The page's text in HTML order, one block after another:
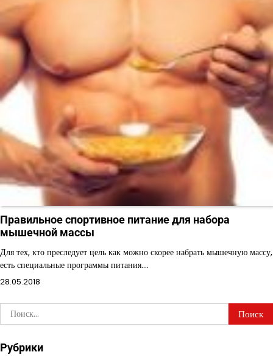
Правильное спортивное питание для набора
мышечной массы
Для тех, кто преследует цель как можно скорее набрать мышечную массу,
есть специальные программы питания.…
28.05.2018
Найти:
Рубрики